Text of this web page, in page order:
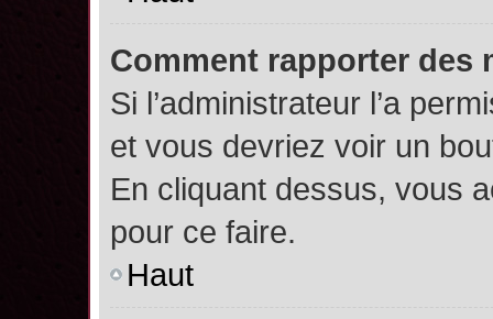
Comment rapporter des
Si l’administrateur l’a
et vous devriez voir un
En cliquant dessus, vous
pour ce faire.
Haut